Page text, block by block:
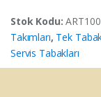
Stok Kodu:
Takımları, Tek
Servis Tabakları